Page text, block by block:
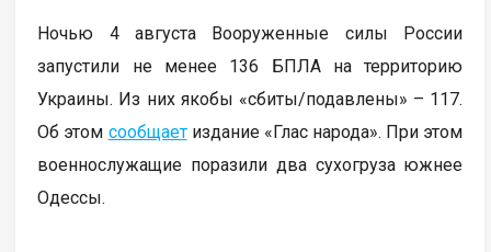
Ночью 4 августа Вооруженные силы России
запустили не менее 136 БПЛА на территорию
Украины. Из них якобы «сбиты/подавлены» – 117.
Об этом сообщаетиздание «Глас народа». При этом
военнослужащие поразили два сухогруза южнее
Одессы.